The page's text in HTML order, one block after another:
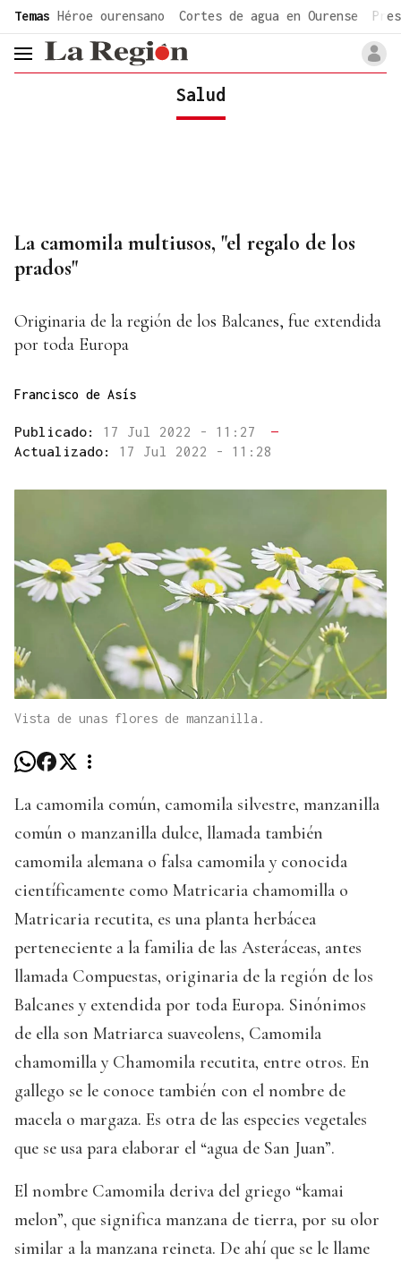
common.go-to-content
Temas Héroe ourensano Cortes de agua en Ourense
header.menu.open
Salud
La camomila multiusos, "el regalo de los
prados"
Originaria de la región de los Balcanes, fue extendida
por toda Europa
Francisco de Asís
Publicado: 17 Jul 2022 - 11:27
—
Actualizado: 17 Jul 2022 - 11:28
Vista de unas flores de manzanilla.
La camomila común, camomila silvestre, manzanilla
común o manzanilla dulce, llamada también
camomila alemana o falsa camomila y conocida
científicamente como Matricaria chamomilla o
Matricaria recutita, es una planta herbácea
perteneciente a la familia de las Asteráceas, antes
llamada Compuestas, originaria de la región de los
Balcanes y extendida por toda Europa. Sinónimos
de ella son Matriarca suaveolens, Camomila
chamomilla y Chamomila recutita, entre otros. En
gallego se le conoce también con el nombre de
macela o margaza. Es otra de las especies vegetales
que se usa para elaborar el “agua de San Juan”.
El nombre Camomila deriva del griego “kamai
melon”, que significa manzana de tierra, por su olor
similar a la manzana reineta. De ahí que se le llame